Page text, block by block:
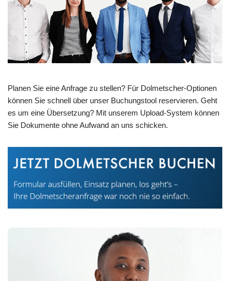
Planen Sie eine Anfrage zu stellen? Für Dolmetscher-Optionen
können Sie schnell über unser Buchungstool reservieren. Geht
es um eine Übersetzung? Mit unserem Upload-System können
Sie Dokumente ohne Aufwand an uns schicken.